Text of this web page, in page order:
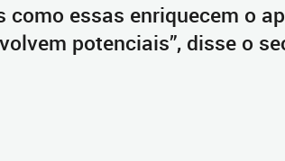
como essas enriquecem o
potenciais”, disse o